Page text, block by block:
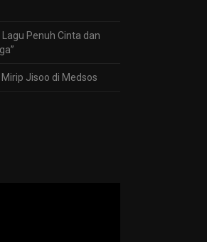
Lagu Penuh Cinta dan
Jisoo di Medsos